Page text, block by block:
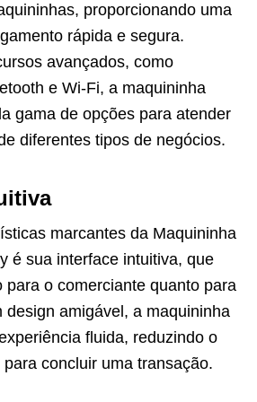
proporcionando uma
rápida e segura.
avançados, como
e Wi-Fi, a maquininha
gama de opções para atender
diferentes tipos de negócios.
marcantes da Maquininha
é sua interface intuitiva, que
para o comerciante quanto para
design amigável, a maquininha
fluida, reduzindo o
concluir uma transação.